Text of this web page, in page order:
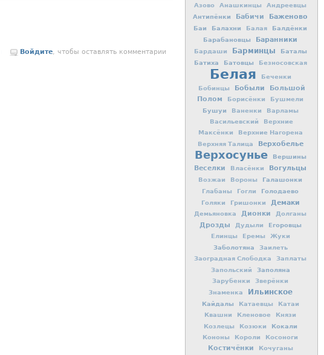
Войдите, чтобы оставлять комментарии
Азово Анашкинцы Андреевцы
Антипёнки Бабичи Баженово
Баи Балахни Балая
Балдёнки
Барабановцы
Баранники
Бардаши Барминцы
Баталы
Батиха
Батовцы Безносовская
Белая
Беченки
Бобинцы
Бобыли
Большой
Полом
Борисёнки Бушмели
Бушуи Ваненки
Варламы
Васильевский
Верхние
Максёнки
Верхние Нагорена
Верхняя Талица
Верхобелье
Верхосунье Вершины
Веселки Власёнки Вогульцы
Возжаи Вороны Галашонки
Глабаны Гогли Голодаево
Голяки Гришонки Демаки
Демьяновка Дионки Долганы
Дрозды Дудыли Егоровцы
Елинцы Еремы Жуки
Заболотяна
Заилеть
Заоградная Слободка
Заплаты
Запольский
Заполяна
Зарубенки
Зверёнки
Знаменка
Ильинское
Кайдалы Катаевцы
Катаи
Квашни
Кленовое
Князи
Козлецы
Козюки Кокали
Кононы Короли Косоноги
Костичёнки Кочуганы